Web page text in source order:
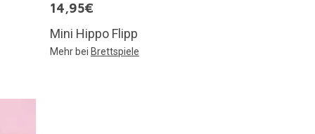
14,95€
Mini Hippo Flipp
Mehr bei Brettspiele